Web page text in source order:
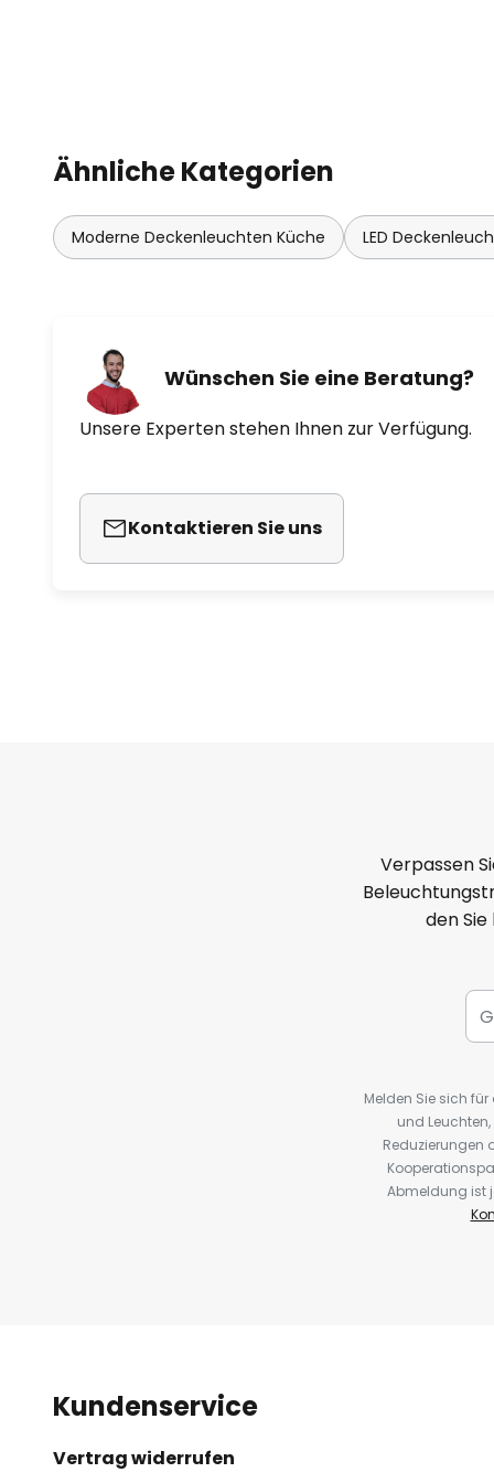
Ähnliche Kategorien
Moderne Deckenleuchten Küche LED
Wünschen Sie eine Beratung?
Unsere Experten stehen Ihnen zur Verfügung.
Kontaktieren Sie uns
Verpassen
den
Melden Sie sich
und
Reduzierungen
Abmeldung ist
Kundenservice
Vertrag widerrufen